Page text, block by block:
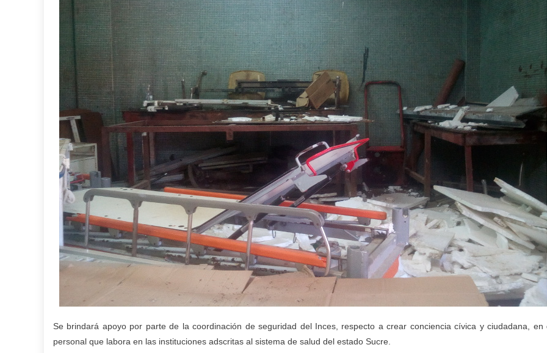
Se brindará apoyo por parte de la coordinación de seguridad del Inces, respecto a crear conciencia cívica y ciudadana, en
personal que labora en las instituciones adscritas al sistema de salud del estado Sucre.